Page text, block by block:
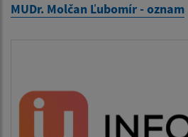
MUDr. Molčan Ľubomír - oznam